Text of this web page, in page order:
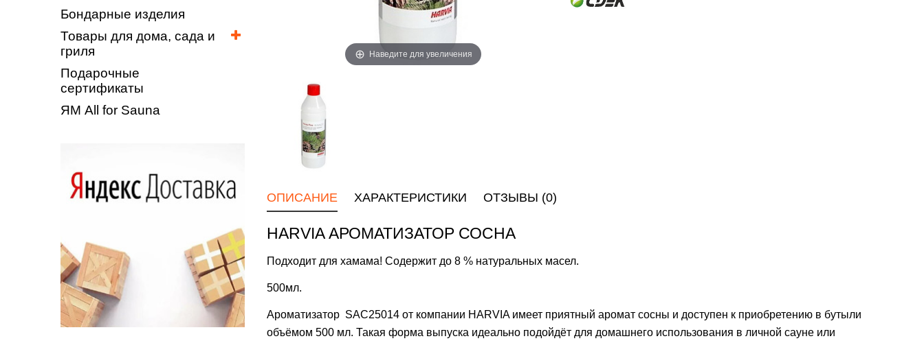
Бондарные изделия
Товары для дома, сада и
гриля
Подарочные
сертификаты
ЯМ All for Sauna
Наведите для увеличения
ОПИСАНИЕ ХАРАКТЕРИСТИКИ ОТЗЫВЫ (0)
HARVIA АРОМАТИЗАТОР СОСНА
Подходит для хамама! Содержит до 8 % натуральных масел.
500мл.
Ароматизатор SAC25014 от компании HARVIA имеет приятный аромат сосны и доступен к приобретению в бутыли
объёмом 500 мл. Такая форма выпуска идеально подойдёт для домашнего использования в личной сауне или